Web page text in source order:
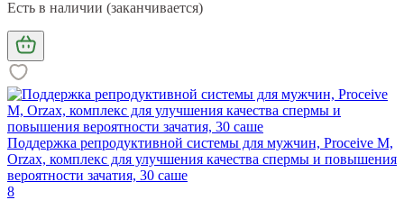
Есть в наличии (заканчивается)
Поддержка репродуктивной системы для мужчин, Proceive M,
Orzax, комплекс для улучшения качества спермы и повышения
вероятности зачатия, 30 саше
8